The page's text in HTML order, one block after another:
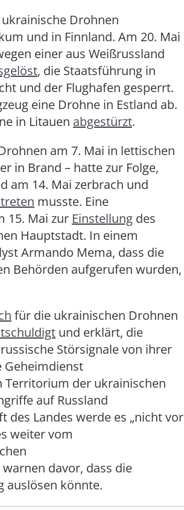
Drohnen
und in Finnland. Am 20. Mai
einer aus Weißrussland
, die Staatsführung in
und der Flughafen gesperrt.
eine Drohne in Estland ab.
in Litauen abgestürzt.
am 7. Mai in lettischen
in Brand – hatte zur Folge,
am 14. Mai zerbrach und
musste. Eine
15. Mai zur Einstellung des
Hauptstadt. In einem
Armando Mema, dass die
Behörden aufgerufen wurden,
für die ukrainischen Drohnen
und erklärt, die
Störsignale von ihrer
Geheimdienst
Territorium der ukrainischen
auf Russland
Landes werde es „nicht vor
weiter vom
warnen davor, dass die
auslösen könnte.